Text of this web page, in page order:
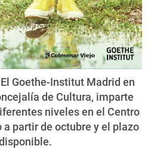
Goethe-Institut Madrid en
de Cultura, imparte
niveles en el Centro
partir de octubre y el plazo